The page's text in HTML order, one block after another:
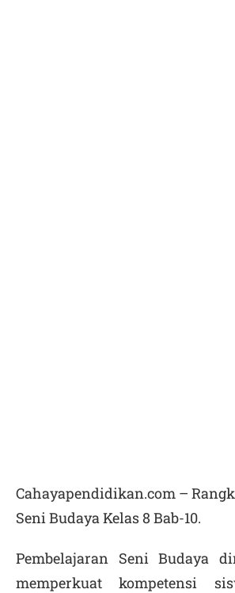
Cahayapendidikan.com –
Seni Budaya Kelas 8 Bab-10.
Pembelajaran Seni Budaya
memperkuat kompetensi